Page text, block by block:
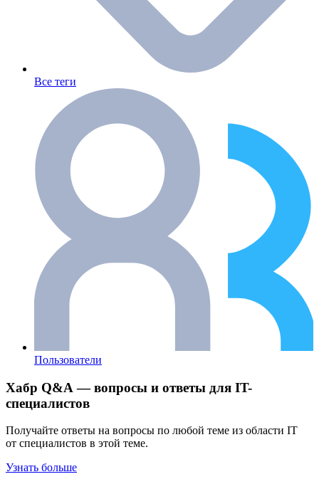
Все теги
Пользователи
Хабр Q&A — вопросы и ответы для IT-
специалистов
Получайте ответы на вопросы по любой теме из области IT
от специалистов в этой теме.
Узнать больше